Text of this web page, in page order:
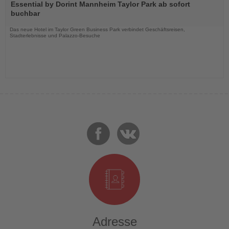
Sie
die
Essential by Dorint Mannheim Taylor Park ab sofort
buchbar
Das neue Hotel im Taylor Green Business Park verbindet Geschäftsreisen,
Stadterlebnisse und Palazzo-Besuche
Adresse